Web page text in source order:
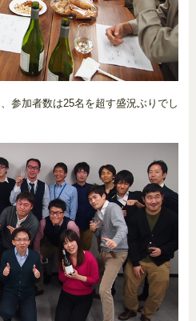
参加者数は25名を超す盛況ぶりでし